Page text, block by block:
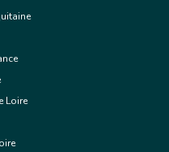
Loire